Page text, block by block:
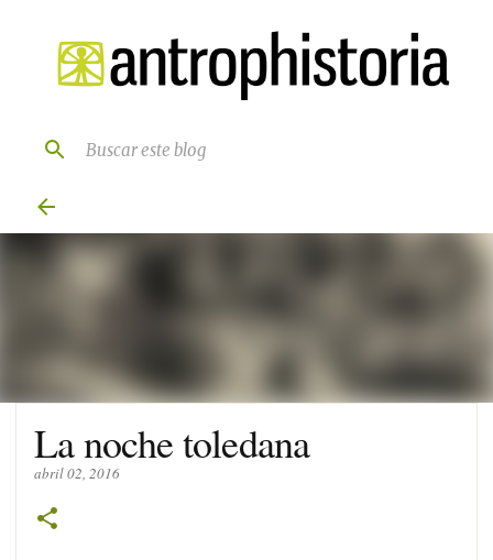
Ir al contenido principal
La noche toledana
abril 02, 2016